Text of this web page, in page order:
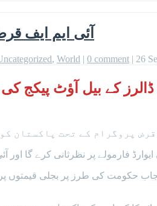
آئی ایم ایف
, World | 0 comment | 26
فنڈ (آئی ایم ایف) نے گزشتہ روز
پروگرام کے تحت پاکستان
فارمولے پر نظرثانی کرے گا اور
کی طرز پر بجلی قیمتوں پر